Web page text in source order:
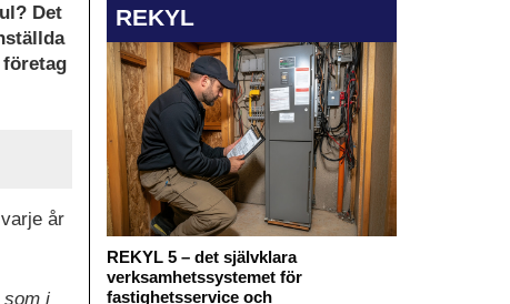
Det
år
som i
REKYL
REKYL 5 – det självklara
verksamhetssystemet för
fastighetsservice och